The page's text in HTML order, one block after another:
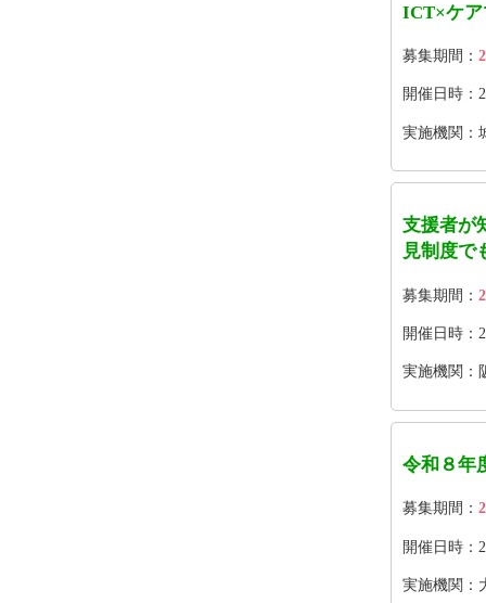
ICT×ケア
募集期間：
開催日時：
実施機関：
支援者が
見制度で
募集期間：
開催日時：
実施機関
令和８年
募集期間：
開催日時：
実施機関：